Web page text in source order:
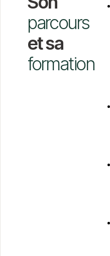
parcours
et sa
formation